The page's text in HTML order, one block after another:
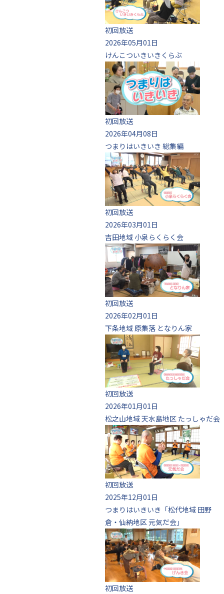
初回放送
2026年05月01日
けんこついきいきくらぶ
初回放送
2026年04月08日
つまりはいきいき 総集編
初回放送
2026年03月01日
吉田地域 小泉らくらく会
初回放送
2026年02月01日
下条地域 原集落 となりん家
初回放送
2026年01月01日
松之山地域 天水島地区 たっしゃだ会
初回放送
2025年12月01日
つまりはいきいき「松代地域 田野
倉・仙納地区 元気だ会」
初回放送